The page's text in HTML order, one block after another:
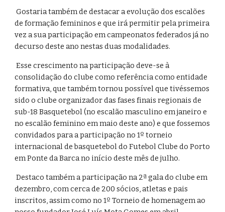
Gostaria também de destacar a evolução dos escalões
de formação femininos e que irá permitir pela primeira
vez a sua participação em campeonatos federados já no
decurso deste ano nestas duas modalidades.
Esse crescimento na participação deve-se à
consolidação do clube como referência como entidade
formativa, que também tornou possível que tivéssemos
sido o clube organizador das fases finais regionais de
sub-18 Basquetebol (no escalão masculino em janeiro e
no escalão feminino em maio deste ano) e que fossemos
convidados para a participação no 1º torneio
internacional de basquetebol do Futebol Clube do Porto
em Ponte da Barca no início deste mês de julho.
Destaco também a participação na 2ª gala do clube em
dezembro, com cerca de 200 sócios, atletas e pais
inscritos, assim como no 1º Torneio de homenagem ao